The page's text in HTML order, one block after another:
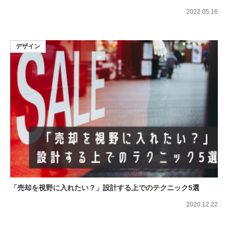
2022.05.16
「売却を視野に入れたい？」設計する上でのテクニック5選
デザイン
2020.12.22